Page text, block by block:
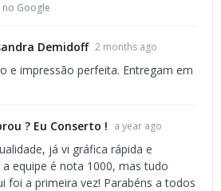
Google
Demidoff 2 months ago
e impressão perfeita. Entregam em
? Eu Conserto ! a year ago
já vi gráfica rápida e
equipe é nota 1000, mas tudo
foi a primeira vez! Parabéns a todos